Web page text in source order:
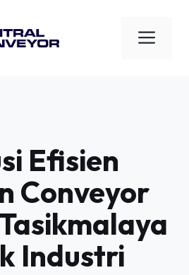
Efisien
Conveyor
Industri